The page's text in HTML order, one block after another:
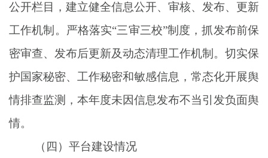
公开栏目， 建立健全信息公开、审核、发布、更新
工作机制。严格落实“三审三校”制度，抓发布前保
密审查、发布后更新及动态清理工作机制 。切实保
护国家秘密、工作秘密和敏感信息，常态化开展舆
情排查监测，本年度未因信息发布不当引发负面舆
情。
（ 四 ） 平台建设情况